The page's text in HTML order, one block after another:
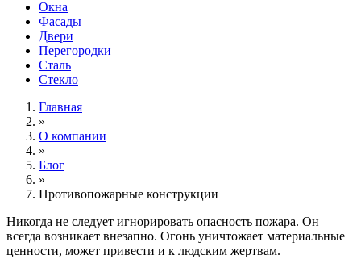
Окна
Фасады
Двери
Перегородки
Сталь
Стекло
Главная
»
О компании
»
Блог
»
Противопожарные конструкции
Никогда не следует игнорировать опасность пожара. Он
всегда возникает внезапно. Огонь уничтожает материальные
ценности, может привести и к людским жертвам.